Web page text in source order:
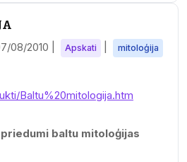
08/2010 Apskati
mitoloģija
Baltu%20mitologija.htm
baltu mitoloģijas